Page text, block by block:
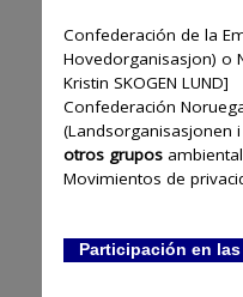
Confederación de la
Hovedorganisasjon) o
Kristin SKOGEN LUND]
Confederación
(Landsorganisasjonen i
otros grupos
Movimientos de
Participación en